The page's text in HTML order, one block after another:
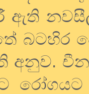
ඇති
බටහිර
අනුව.